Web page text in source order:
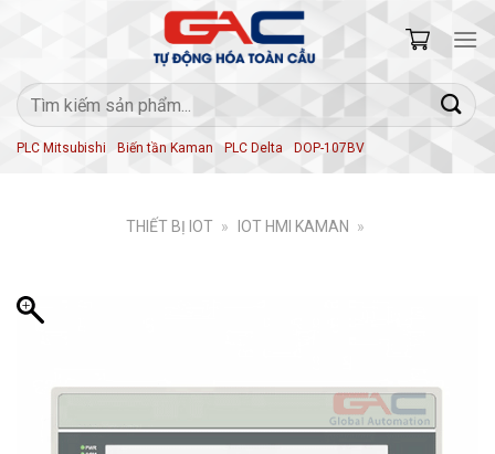
Tìm
kiếm:
PLC Mitsubishi Biến tần Kaman PLC Delta DOP-107BV
THIẾT BỊ IOT » IOT HMI KAMAN »